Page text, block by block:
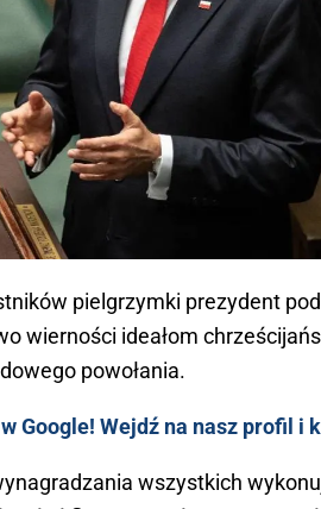
pielgrzymki prezydent
wierności ideałom
powołania.
Google! Wejdź na nasz profil i
wszystkich